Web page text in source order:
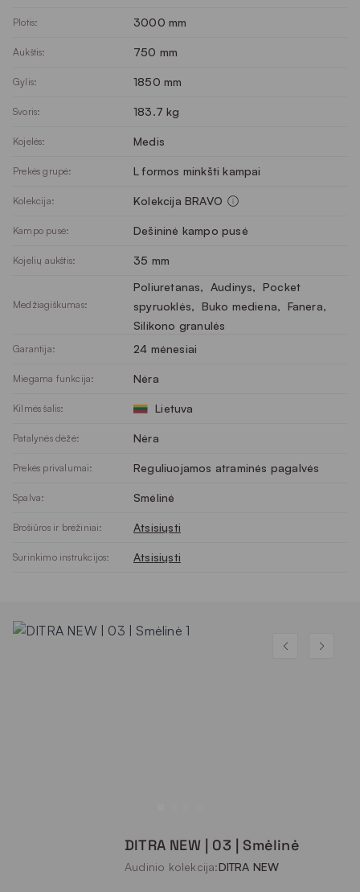
Plotis: 3000 mm
Aukštis: 750 mm
Gylis: 1850 mm
Svoris: 183.7 kg
Kojelės: Medis
Prekės grupė: L formos minkšti kampai
Kolekcija: Kolekcija BRAVO
Kampo pusė: Dešininė kampo pusė
Kojelių aukštis: 35 mm
Medžiagiškumas:
Poliuretanas, Audinys, Pocket
spyruoklės, Buko mediena, Fanera,
Silikono granulės
Garantija: 24 mėnesiai
Miegama funkcija: Nėra
Kilmės šalis: Lietuva
Patalynės dėžė: Nėra
Prekės privalumai: Reguliuojamos atraminės pagalvės
Spalva: Smėlinė
Brošiūros ir brėžiniai: Atsisiųsti
Surinkimo instrukcijos: Atsisiųsti
DITRA NEW | 03 | Smėlinė
Audinio kolekcija:DITRA NEW